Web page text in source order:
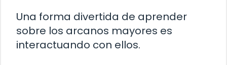
Una forma divertida de aprender
sobre los arcanos mayores es
interactuando con ellos.